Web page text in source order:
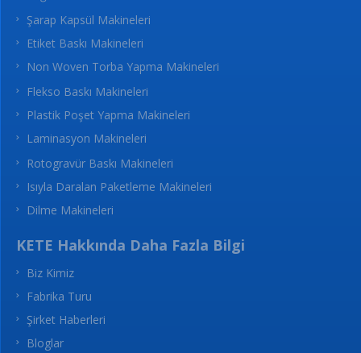
Şarap Kapsül Makineleri
Etiket Baskı Makineleri
Non Woven Torba Yapma Makineleri
Flekso Baskı Makineleri
Plastik Poşet Yapma Makineleri
Laminasyon Makineleri
Rotogravür Baskı Makineleri
Isıyla Daralan Paketleme Makineleri
Dilme Makineleri
KETE Hakkında Daha Fazla Bilgi
Biz Kimiz
Fabrika Turu
Şirket Haberleri
Bloglar